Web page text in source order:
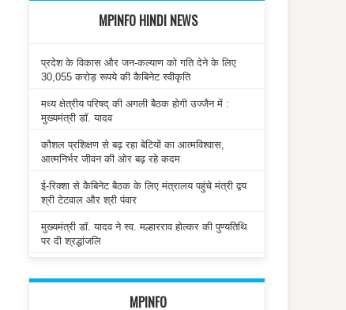
MPINFO HINDI NEWS
प्रदेश के विकास और जन-कल्याण को गति देने के लिए
30,055 करोड़ रूपये की कैबिनेट स्वीकृति
मध्य क्षेत्रीय परिषद् की अगली बैठक होगी उज्जैन में :
मुख्यमंत्री डॉ. यादव
कौशल प्रशिक्षण से बढ़ रहा बेटियों का आत्मविश्वास,
आत्मनिर्भर जीवन की ओर बढ़ रहे कदम
ई-रिक्शा से कैबिनेट बैठक के लिए मंत्रालय पहुंचे मंत्री द्वय
श्री टेटवाल और श्री पंवार
मुख्यमंत्री डॉ. यादव ने स्व. मल्हारराव होल्कर की पुण्यतिथि
पर दी श्रद्धांजलि
MPINFO